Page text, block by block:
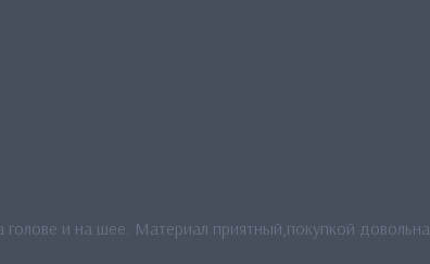
и на шее. Материал приятный,покупкой